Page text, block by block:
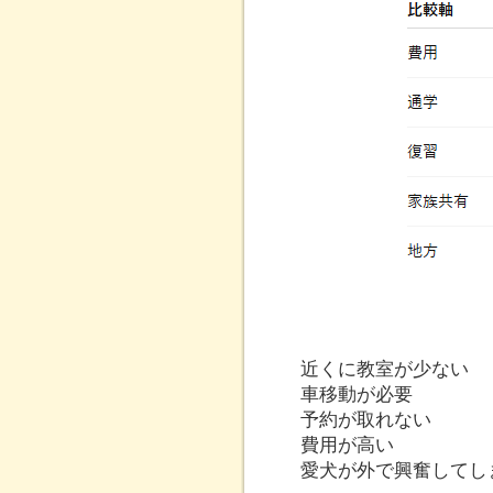
近くに教室が少ない
車移動が必要
予約が取れない
費用が高い
愛犬が外で興奮してし